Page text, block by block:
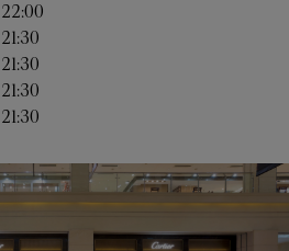
22:00
21:30
21:30
21:30
21:30